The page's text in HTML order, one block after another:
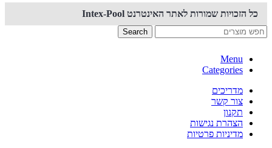
כל הזכויות שמורות לאתר האינטרנט Intex-Pool
Search
Menu
Categories
מדריכים
צור קשר
תקנון
הצהרת נגישות
מדיניות פרטיות